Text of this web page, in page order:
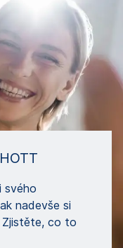
svého
nadevše si
Zjistěte, co to